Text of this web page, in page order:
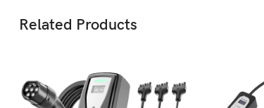
Related Products